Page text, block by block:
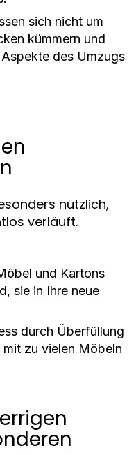
sich nicht um
kümmern und
des Umzugs
nützlich,
verläuft.
und Kartons
sie in Ihre neue
durch Überfüllung
mit zu vielen Möbeln